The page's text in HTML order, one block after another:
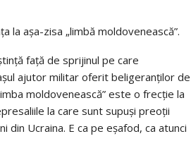
la așa-zisa „limbă moldovenească”.
față de sprijinul pe care
ajutor militar oferit beligeranților de
moldovenească” este o frecție la
la care sunt supuși preoții
din Ucraina. E ca pe eșafod, ca atunci